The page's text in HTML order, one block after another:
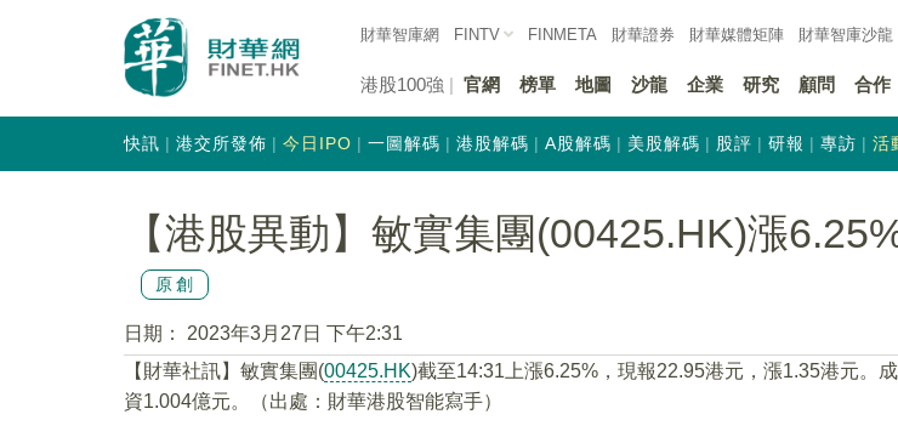
財華智庫網 FINTV FINMETA 財華證券 財華媒體矩陣 財華智庫沙龍
港股100強 官網 榜單 地圖 沙龍 企業 研究 顧問 合作
快訊 港交所發佈 今日IPO 一圖解碼 港股解碼 A股解碼 美股解碼 股評 研報 專訪 活
【港股異動】敏實集團(00425.HK)漲
原創
日期：
2023年3月27日 下午2:31
【財華社訊】敏實集團(00425.HK)截至14:31上漲6.25%，現報22.95港元，漲1.35港元。
資1.004億元。（出處：財華港股智能寫手）